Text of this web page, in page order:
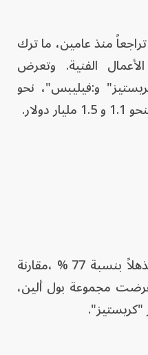
منذ عامين، ما ترك
الفنية. وتعرض
و:فيليبس"، نحو
ويمثّل هذا الرقم انخفاضاً مذهلاً بنسبة 77 % ،مقارنة
عندما عُرضت مجموعة بول ألين،
"كريستيز".